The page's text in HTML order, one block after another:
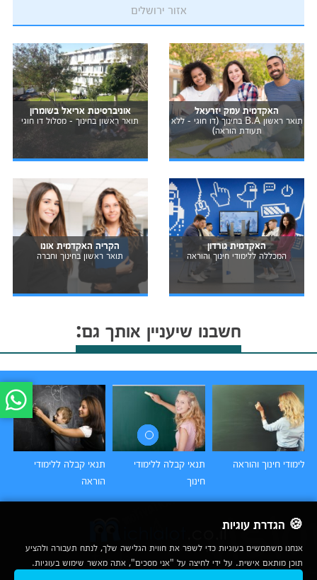
אזור ירושלים
האקדמית עמק יזרעאל
תואר ראשון B.A בחינוך (דו חוגי - ללא
תעודת הוראה)
אוניברסיטת אריאל בשומרון
תואר ראשון בחינוך - מסלול דו חוגי
האקדמית גורדון
המכללה ללימודי חינוך והוראה
הקריה האקדמית אונו
תואר ראשון בחינוך וחברה
חשבנו שיעניין אותך גם:
לימודי חינוך והוראה
תנאי קבלה ללימודי
חינוך
תנאי קבלה ללימודי
הוראה
🍪 הגדרת עוגיות
אנחנו משתמשים בעוגיות כדי לשפר את חווית הגלישה שלך, לנתח תעבורה ולהציע
תוכן מותאם אישית. על ידי לחיצה על "אני מסכים", אתה מאשר שימוש בעוגיות.